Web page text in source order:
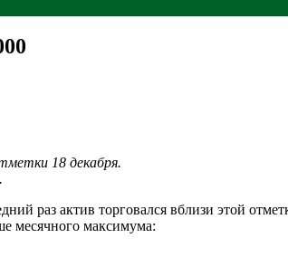
18 декабря.
раз актив торговался вблизи этой
месячного максимума: